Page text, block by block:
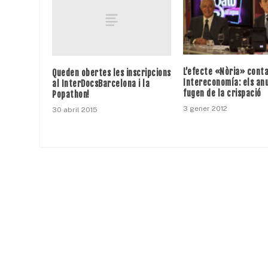
Queden obertes les inscripcions
al InterDocsBarcelona i la
Popathon!
30 abril 2015
L’efecte «Nòria»
Intereconomía: els
fugen de la crispació
3 gener 2012